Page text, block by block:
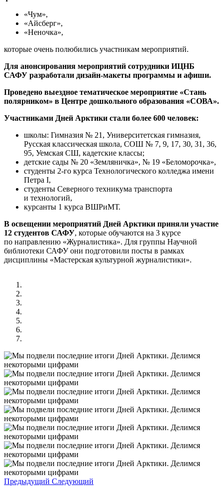
«Чум»,
«Айсберг»,
«Неночка»,
которые очень полюбились участникам мероприятий.
Для анонсирования мероприятий сотрудники ИЦНБ
САФУ разработали дизайн-макеты программы и афиши.
Проведено выездное тематическое мероприятие «Стань
полярником» в Центре дошкольного образования «СОВА».
Участниками Дней Арктики стали более 600 человек:
школы: Гимназия № 21, Университетская гимназия,
Русская классическая школа, СОШ № 7, 9, 17, 30, 31, 36,
95, Уемская СШ, кадетские классы;
детские сады № 20 «Земляничка», № 19 «Беломорочка»,
студенты 2-го курса Технологического колледжа имени
Петра I,
студенты Северного техникума транспорта
и технологий,
курсанты 1 курса ВШРиМТ.
В освещении мероприятий Дней Арктики приняли участие
12 студентов САФУ, которые обучаются на 3 курсе
по направлению «Журналистика». Для группы Научной
библиотеки САФУ они подготовили посты в рамках
дисциплины «Мастерская культурной журналистики».
Предыдущий Следующий